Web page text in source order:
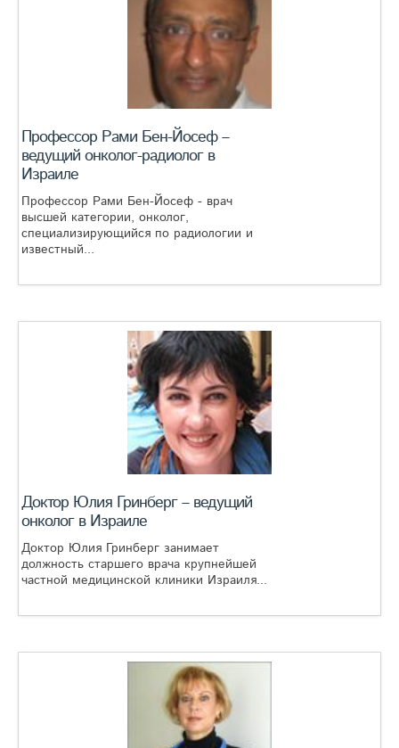
Профессор Рами Бен-Йосеф –
ведущий онколог-радиолог в
Израиле
Профессор Рами Бен-Йосеф - врач
высшей категории, онколог,
специализирующийся по радиологии и
известный...
Доктор Юлия Гринберг – ведущий
онколог в Израиле
Доктор Юлия Гринберг занимает
должность старшего врача крупнейшей
частной медицинской клиники Израиля...